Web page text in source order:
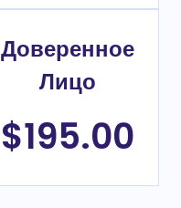
Доверенное
Лицо
$195.00